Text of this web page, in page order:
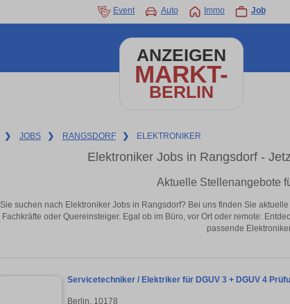
Event Auto Immo Job
ANZEIGEN
MARKT-
BERLIN
❯ JOBS ❯ RANGSDORF ❯ ELEKTRONIKER
Elektroniker Jobs in Rangsdorf -
Aktuelle Stellenangebote
Sie suchen nach Elektroniker Jobs in Rangsdorf? Bei uns finden Sie
Fachkräfte oder Quereinsteiger. Egal ob im Büro, vor Ort oder remote:
passende
Servicetechniker / Elektriker für DGUV 3 + DGUV 4
Berlin, 10178